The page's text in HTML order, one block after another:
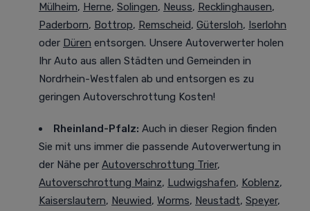
Mülheim, Herne, Solingen, Neuss, Recklinghausen,
Paderborn, Bottrop, Remscheid, Gütersloh, Iserlohn
oder Düren entsorgen. Unsere Autoverwerter holen
Ihr Auto aus allen Städten und Gemeinden in
Nordrhein-Westfalen ab und entsorgen es zu
geringen Autoverschrottung Kosten!
Rheinland-Pfalz: Auch in dieser Region finden
Sie mit uns immer die passende Autoverwertung in
der Nähe per Autoverschrottung Trier,
Autoverschrottung Mainz, Ludwigshafen, Koblenz,
Kaiserslautern, Neuwied, Worms, Neustadt, Speyer,